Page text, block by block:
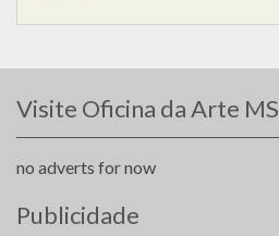
Visite Oficina da Arte MS
no adverts for now
Publicidade